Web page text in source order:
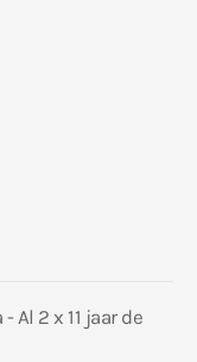
Al 2 x 11 jaar de